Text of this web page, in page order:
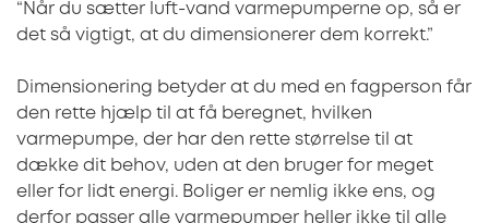
“Når du sætter luft-vand varmepumperne op, så er
det så vigtigt, at du dimensionerer dem korrekt.”
Dimensionering betyder at du med en fagperson får
den rette hjælp til at få beregnet, hvilken
varmepumpe, der har den rette størrelse til at
dække dit behov, uden at den bruger for meget
eller for lidt energi. Boliger er nemlig ikke ens, og
derfor passer alle varmepumper heller ikke til alle